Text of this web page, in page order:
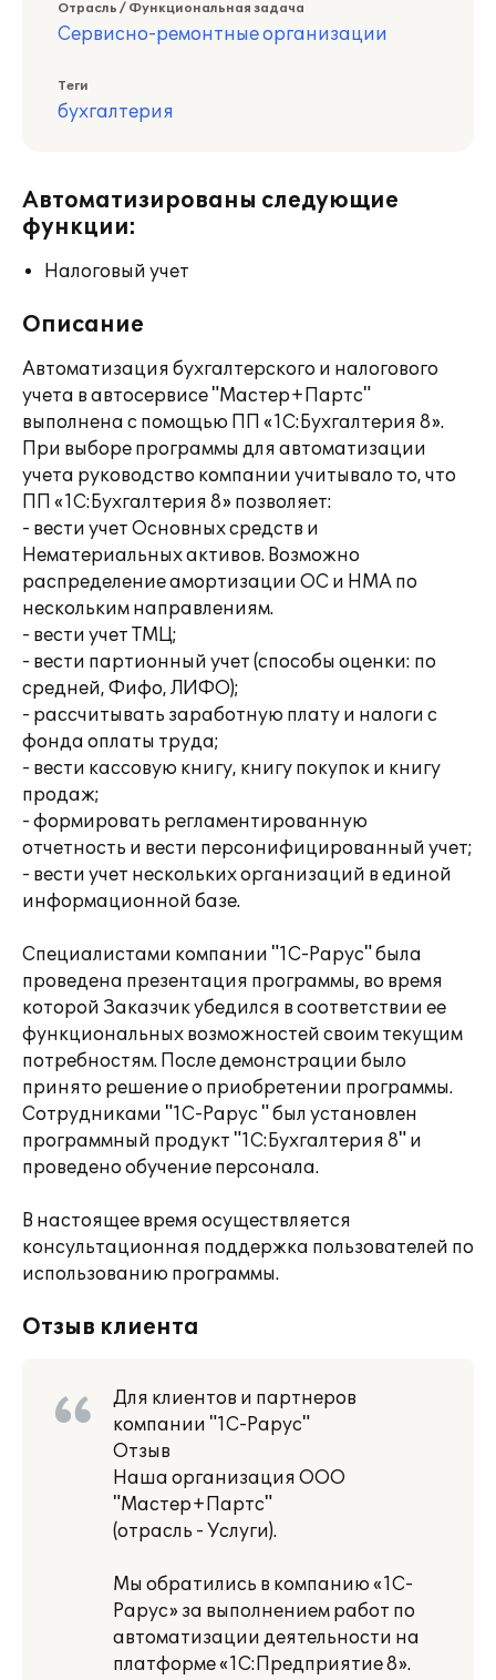
Отрасль / Функциональная задача
Сервисно-ремонтные организации
Теги
бухгалтерия
Автоматизированы следующие
функции:
Налоговый учет
Описание
Автоматизация бухгалтерского и налогового
учета в автосервисе "Мастер+Партс"
выполнена с помощью ПП «1С:Бухгалтерия 8».
При выборе программы для автоматизации
учета руководство компании учитывало то, что
ПП «1С:Бухгалтерия 8» позволяет:
- вести учет Основных средств и
Нематериальных активов. Возможно
распределение амортизации ОС и НМА по
нескольким направлениям.
- вести учет ТМЦ;
- вести партионный учет (способы оценки: по
средней, Фифо, ЛИФО);
- рассчитывать заработную плату и налоги с
фонда оплаты труда;
- вести кассовую книгу, книгу покупок и книгу
продаж;
- формировать регламентированную
отчетность и вести персонифицированный учет;
- вести учет нескольких организаций в единой
информационной базе.
Специалистами компании "1С-Рарус" была
проведена презентация программы, во время
которой Заказчик убедился в соответствии ее
функциональных возможностей своим текущим
потребностям. После демонстрации было
принято решение о приобретении программы.
Сотрудниками "1С-Рарус " был установлен
программный продукт "1С:Бухгалтерия 8" и
проведено обучение персонала.
В настоящее время осуществляется
консультационная поддержка пользователей по
использованию программы.
Отзыв клиента
Для клиентов и партнеров
компании "1С-Рарус"
Отзыв
Наша организация ООО
"Мастер+Партс"
(отрасль - Услуги).
Мы обратились в компанию «1С-
Рарус» за выполнением работ по
автоматизации деятельности на
платформе «1С:Предприятие 8».